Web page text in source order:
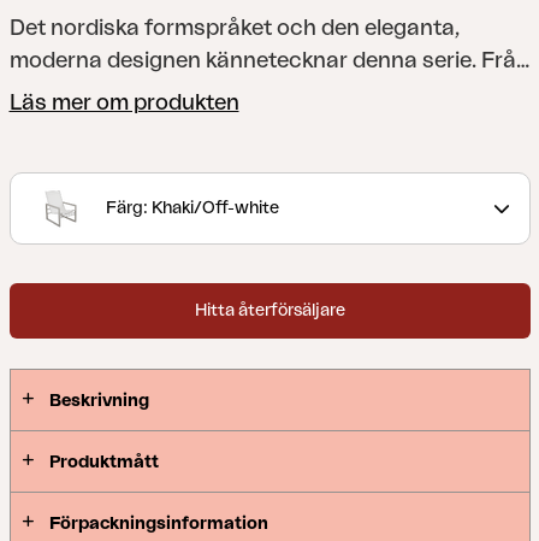
Det nordiska formspråket och den eleganta,
moderna designen kännetecknar denna serie. Från
det generösa matbordet med plats för familj och
perfekta platsen för avkoppling och umgänge.
Många av de olika enheterna finns både i
kombinerat med rostfritt stål. Design Dick Björk.
Läs mer om produkten
Färg: Khaki/Off-white
Hitta återförsäljare
Beskrivning
Produktmått
Förpackningsinformation